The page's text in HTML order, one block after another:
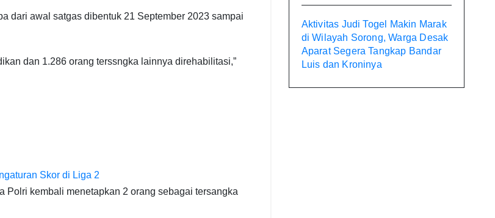
dari awal satgas dibentuk 21 September 2023 sampai
dan 1.286 orang terssngka lainnya direhabilitasi,”
Skor di Liga 2
Polri kembali menetapkan 2 orang sebagai tersangka
Aktivitas Judi Togel Makin Marak
di Wilayah Sorong, Warga Desak
Aparat Segera Tangkap Bandar
Luis dan Kroninya